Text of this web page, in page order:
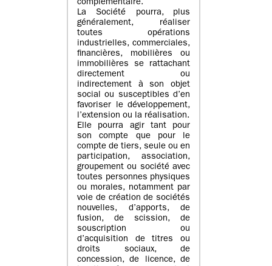
complémentaire.
La Société pourra, plus
généralement, réaliser
toutes opérations
industrielles, commerciales,
financières, mobilières ou
immobilières se rattachant
directement ou
indirectement à son objet
social ou susceptibles d’en
favoriser le développement,
l’extension ou la réalisation.
Elle pourra agir tant pour
son compte que pour le
compte de tiers, seule ou en
participation, association,
groupement ou société avec
toutes personnes physiques
ou morales, notamment par
voie de création de sociétés
nouvelles, d’apports, de
fusion, de scission, de
souscription ou
d’acquisition de titres ou
droits sociaux, de
concession, de licence, de